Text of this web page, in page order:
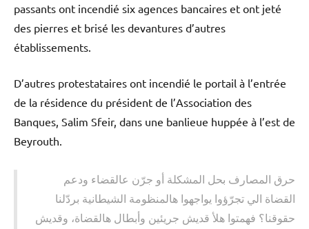
passants ont incendié six agences bancaires et ont jeté
des pierres et brisé les devantures d’autres
établissements.
D’autres protestataires ont incendié le portail à l’entrée
de la résidence du président de l’Association des
Banques, Salim Sfeir, dans une banlieue huppée à l’est de
Beyrouth.
حرق المصارف بحل المشكلة أو جرّن عالقضاء ودعم
القضاة الي تجرّؤوا يواجهوا هالمنظومة الشيطانية بردّلنا
حقوقنا؟ فهمتوا هلأ قديش جريئين وأبطال هالقضاة، وقديش